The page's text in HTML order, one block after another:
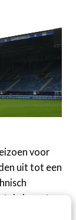
voor
uit tot een
de komst
bij Almere